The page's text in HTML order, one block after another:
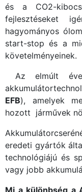
és a CO2-
fejlesztéseket
hagyományos
start-stop és a
követelményeinek.
Az elmúlt
EFB), amelyek
hozott járművek
eredeti gyártók
technológiájú és
vagy jobb
Mi a különbség a